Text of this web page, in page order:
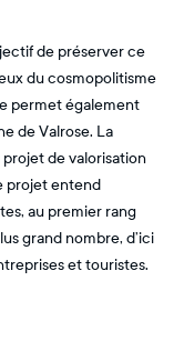
de préserver ce
du cosmopolitisme
permet également
de Valrose. La
de valorisation
projet entend
au premier rang
grand nombre, d’ici
et touristes.